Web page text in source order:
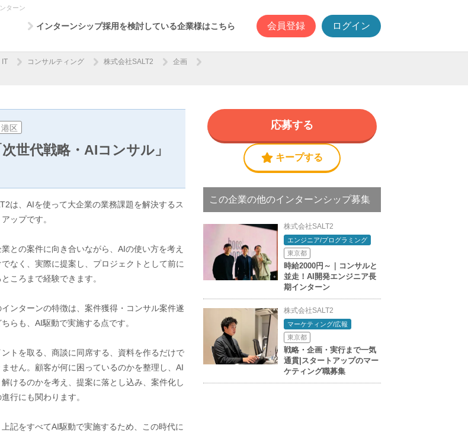
ターン
インターンシップ採用を検討している企業様はこちら 会員登録 ログイン
IT コンサルティング 株式会社SALT2
企画
港区
世代戦略・AIコンサル」
は、AIを使って大企業の業務課題を解決するス
ップです。
業との案件に向き合いながら、AIの使い方を考え
でなく、実際に提案し、プロジェクトとして前に
ころまで経験できます。
ンターンの特徴は、案件獲得・コンサル案件遂
らも、AI駆動で実施する点です。
ントを取る、商談に同席する、資料を作るだけで
せん。顧客が何に困っているのかを整理し、AI
解けるのかを考え、提案に落とし込み、案件化し
行にも関わります。
上記をすべてAI駆動で実施するため、この時代に
キープする
応募する
この企業の他のインターンシップ募集
株式会社SALT2
エンジニア/プログラミング
東京都
時給2000円～｜コンサルと
並走！AI開発エンジニア長
期インターン
株式会社SALT2
マーケティング/広報
東京都
戦略・企画・実行まで一気
通貫|スタートアップのマー
ケティング職募集